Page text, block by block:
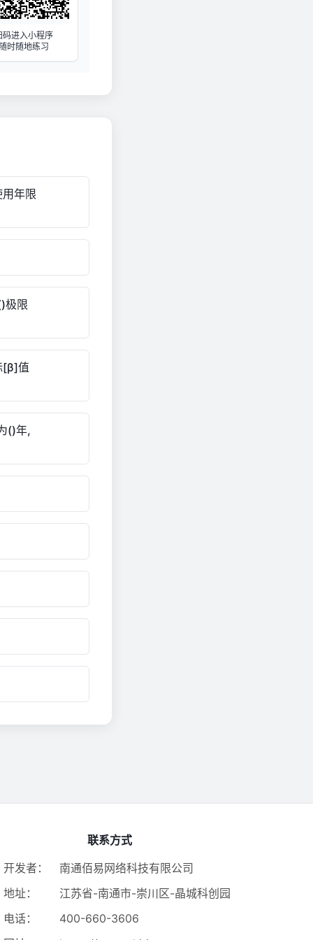
码进入小程序
时随地练习
年限
极限
[β]值
()年,
联系方式
开发者：
南通佰易网络科技有限公司
地址：
江苏省-南通市-崇川区-晶城科创园
电话：
400-660-3606